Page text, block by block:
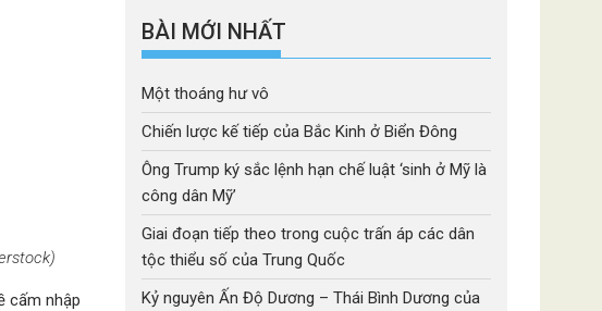
cấm nhập
BÀI MỚI NHẤT
Một thoáng hư vô
Chiến lược kế tiếp của Bắc Kinh ở Biển Đông
Ông Trump ký sắc lệnh hạn chế luật ‘sinh ở Mỹ là
công dân Mỹ’
Giai đoạn tiếp theo trong cuộc trấn áp các dân
tộc thiểu số của Trung Quốc
Kỷ nguyên Ấn Độ Dương – Thái Bình Dương của